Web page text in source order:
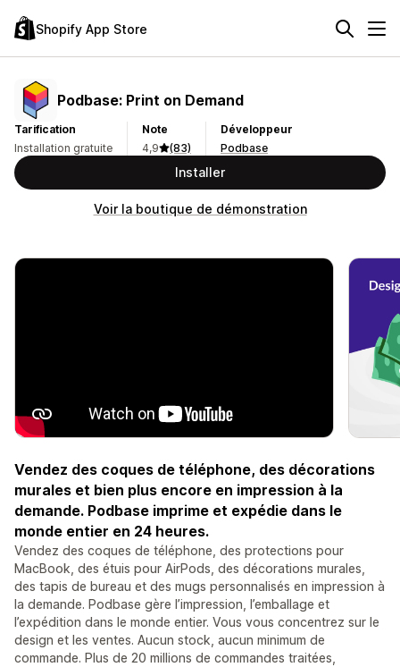
Shopify App Store
Podbase: Print on Demand
Tarification
Installation gratuite
Note
4,9
(83)
Développeur
Podbase
Installer
Voir la boutique de démonstration
Vendez des coques de téléphone, des décorations
murales et bien plus encore en impression à la
demande. Podbase imprime et expédie dans le
monde entier en 24 heures.
Vendez des coques de téléphone, des protections pour
MacBook, des étuis pour AirPods, des décorations murales,
des tapis de bureau et des mugs personnalisés en impression à
la demande. Podbase gère l’impression, l’emballage et
l’expédition dans le monde entier. Vous vous concentrez sur le
design et les ventes. Aucun stock, aucun minimum de
commande. Plus de 20 millions de commandes traitées,